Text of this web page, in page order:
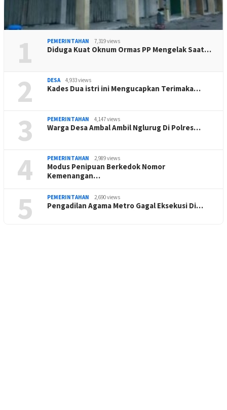
1 PEMERINTAHAN 7,319 views
Diduga Kuat Oknum Ormas PP Mengelak Saat…
2 DESA 4,933 views
Kades Dua istri ini Mengucapkan Terimaka…
3 PEMERINTAHAN 4,147 views
Warga Desa Ambal Ambil Nglurug Di Polres…
4 PEMERINTAHAN 2,989 views
Modus Penipuan Berkedok Nomor
Kemenangan…
5 PEMERINTAHAN 2,690 views
Pengadilan Agama Metro Gagal Eksekusi Di…